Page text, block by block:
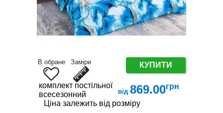
В обране Заміри КУПИТИ
комплект постільної білизни
всесезонний
від 869.00грн
Ціна залежить від розміру